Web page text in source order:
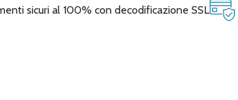
sicuri al 100% con decodificazione SSL